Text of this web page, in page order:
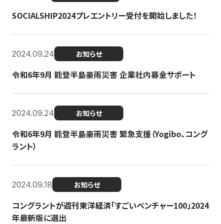
SOCIALSHIP2024プレエントリー受付を開始しました！
2024.09.24 お知らせ
令和6年9月 能登半島豪雨災害 企業社内募金サポート
2024.09.24 お知らせ
令和6年9月 能登半島豪雨災害 緊急支援（Yogibo、コング
ラント）
2024.09.18 お知らせ
コングラントが週刊東洋経済「すごいベンチャー100」2024
年最新版に選出